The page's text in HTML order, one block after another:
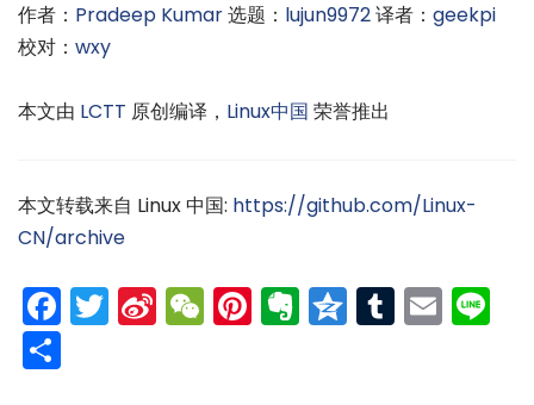
作者： Pradeep Kumar选题： lujun9972译者： geekpi
校对： wxy
本文由 LCTT 原创编译， Linux中国 荣誉推出
本文转载来自 Linux 中国: https://github.com/Linux-
CN/archive
Facebook
Twitter
Sina
Weibo
WeChat
Pinterest
Evernote
Qzone
Tumblr